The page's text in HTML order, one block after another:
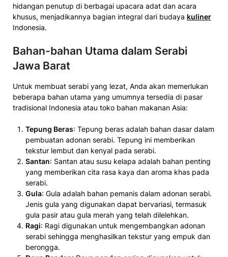
hidangan penutup di berbagai upacara adat dan acara
khusus, menjadikannya bagian integral dari budaya kuliner
Indonesia.
Bahan-bahan Utama dalam Serabi
Jawa Barat
Untuk membuat serabi yang lezat, Anda akan memerlukan
beberapa bahan utama yang umumnya tersedia di pasar
tradisional Indonesia atau toko bahan makanan Asia:
Tepung Beras: Tepung beras adalah bahan dasar dalam
pembuatan adonan serabi. Tepung ini memberikan
tekstur lembut dan kenyal pada serabi.
Santan: Santan atau susu kelapa adalah bahan penting
yang memberikan cita rasa kaya dan aroma khas pada
serabi.
Gula: Gula adalah bahan pemanis dalam adonan serabi.
Jenis gula yang digunakan dapat bervariasi, termasuk
gula pasir atau gula merah yang telah dilelehkan.
Ragi: Ragi digunakan untuk mengembangkan adonan
serabi sehingga menghasilkan tekstur yang empuk dan
berongga.